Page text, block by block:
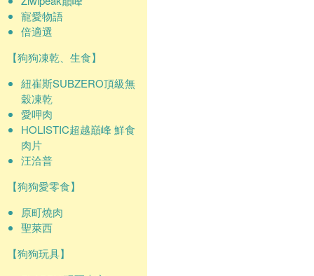
寵愛物語
倍適選
【狗狗凍乾、生食】
紐崔斯SUBZERO頂級無
穀凍乾
愛呷肉
HOLISTIC超越巔峰 鮮食
肉片
汪洽普
【狗狗愛零食】
原町燒肉
聖萊西
【狗狗玩具】